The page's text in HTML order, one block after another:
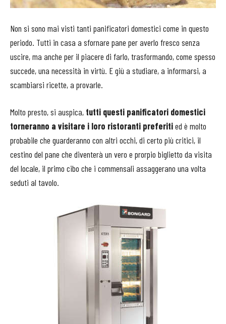
Non si sono mai visti tanti panificatori domestici come in questo
periodo. Tutti in casa a sfornare pane per averlo fresco senza
uscire, ma anche per il piacere di farlo, trasformando, come spesso
succede, una necessità in virtù. E giù a studiare, a informarsi, a
scambiarsi ricette, a provarle.
Molto presto, si auspica, tutti questi panificatori domestici
torneranno a visitare i loro ristoranti preferitied è molto
probabile che guarderanno con altri occhi, di certo più critici, il
cestino del pane che diventerà un vero e prorpio biglietto da visita
del locale, il primo cibo che i commensali assaggerano una volta
seduti al tavolo.